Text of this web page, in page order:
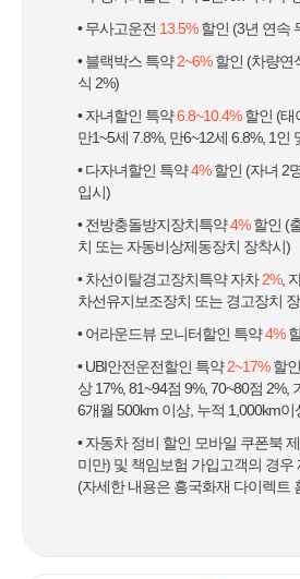
• 무사고운전 13.5%할인 (3년 연속
• 블랙박스 특약2~6%할인 (차량연
식 2%)
• 자녀할인 특약6.8~10.4%할인 (태
만1~5세 7.8%, 만6~12세 6.8%, 1인
• 다자녀할인 특약4%할인 (자녀 2
입시)
• 전방충돌방지장치특약4%할인 (
치 또는 자동비상제동장치 장착시)
• 차선이탈경고장치특약 자차2%,
차선유지보조장치 또는 경고장치
• 어라운드뷰 모니터할인 특약4%
• UBI안전운전할인 특약2~17%할
상 17%, 81~94점 9%, 70~80점 2%,
6개월 500km 이상, 누적 1,000km이
• 자동차 정비 할인 모바일 쿠폰북
미만) 및 책임보험 가입고객의 경우
(자세한 내용은 흥국화재 다이렉트